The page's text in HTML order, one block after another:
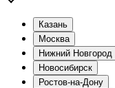
Казань
Москва
Нижний Новгород
Новосибирск
Ростов-на-Дону